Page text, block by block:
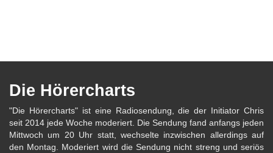
Die Hörercharts
"Die Hörercharts" ist eine Radiosendung, die der Initiator Chris
seit 2014 jede Woche moderiert. Die Sendung fand anfangs jeden
Mittwoch um 20 Uhr statt, wechselte inzwischen allerdings auf
den Montag. Moderiert wird die Sendung nicht streng und seriös